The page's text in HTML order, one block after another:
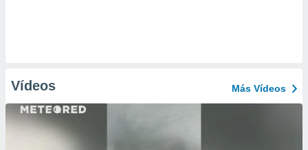
Vídeos Más Vídeos